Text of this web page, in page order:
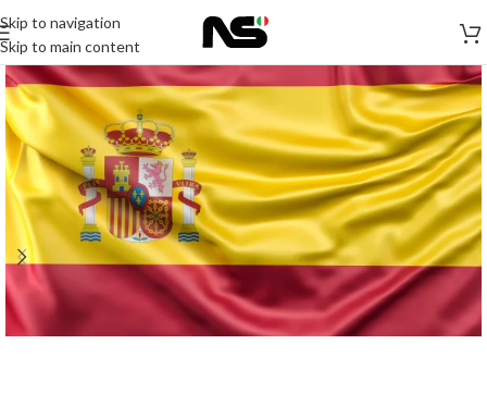
Skip to navigation
Skip to main content